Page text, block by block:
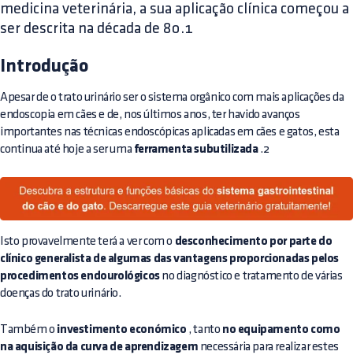
medicina veterinária, a sua aplicação clínica começou a
ser descrita na década de 80.1
Introdução
Apesar de o trato urinário ser o sistema orgânico com mais aplicações da
endoscopia em cães e de, nos últimos anos, ter havido avanços
importantes nas técnicas endoscópicas aplicadas em cães e gatos, esta
continua até hoje a ser uma ferramenta subutilizada.2
Isto provavelmente terá a ver com o desconhecimento por parte do
clínico generalista de algumas das vantagens proporcionadas pelos
procedimentos endourológicosno diagnóstico e tratamento de várias
doenças do trato urinário.
Também o investimento económico , tanto no equipamento como
na aquisição da curva de aprendizagem necessária para realizar estes